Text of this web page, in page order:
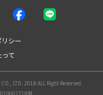
シー
て
LTD. 2018 ALL Right Reserved.
号